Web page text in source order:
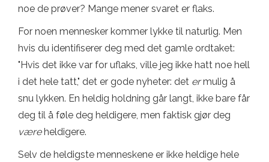
noe de prøver? Mange mener svaret er flaks.
For noen mennesker kommer lykke til naturlig. Men
hvis du identifiserer deg med det gamle ordtaket:
"Hvis det ikke var for uflaks, ville jeg ikke hatt noe hell
i det hele tatt," det er gode nyheter: det ermulig å
snu lykken. En heldig holdning går langt, ikke bare får
deg til å føle deg heldigere, men faktisk gjør deg
væreheldigere.
Selv de heldigste menneskene er ikke heldige hele